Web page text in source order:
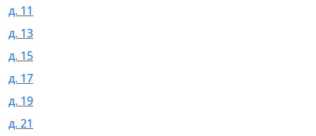
д. 11
д. 13
д. 15
д. 17
д. 19
д. 21